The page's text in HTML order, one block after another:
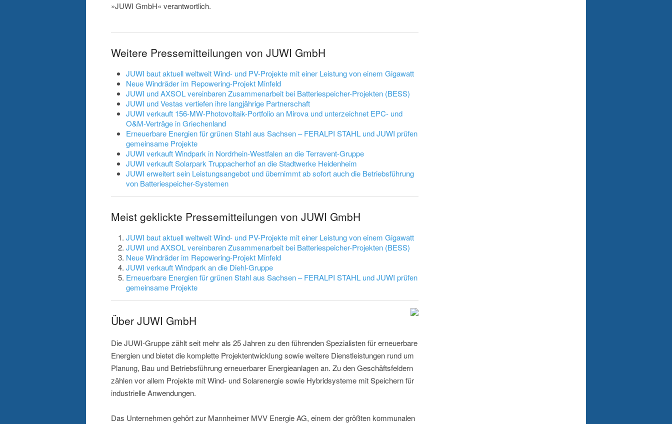
»JUWI GmbH« verantwortlich.
Weitere Pressemitteilungen von JUWI GmbH
JUWI baut aktuell weltweit Wind- und PV-Projekte mit einer Leistung von einem Gigawatt
Neue Windräder im Repowering-Projekt Minfeld
JUWI und AXSOL vereinbaren Zusammenarbeit bei Batteriespeicher-Projekten (BESS)
JUWI und Vestas vertiefen ihre langjährige Partnerschaft
JUWI verkauft 156-MW-Photovoltaik-Portfolio an Mirova und unterzeichnet EPC- und
O&M-Verträge in Griechenland
Erneuerbare Energien für grünen Stahl aus Sachsen – FERALPI STAHL und JUWI prüfen
gemeinsame Projekte
JUWI verkauft Windpark in Nordrhein-Westfalen an die Terravent-Gruppe
JUWI verkauft Solarpark Truppacherhof an die Stadtwerke Heidenheim
JUWI erweitert sein Leistungsangebot und übernimmt ab sofort auch die Betriebsführung
von Batteriespeicher-Systemen
Meist geklickte Pressemitteilungen von JUWI GmbH
JUWI baut aktuell weltweit Wind- und PV-Projekte mit einer Leistung von einem Gigawatt
JUWI und AXSOL vereinbaren Zusammenarbeit bei Batteriespeicher-Projekten (BESS)
Neue Windräder im Repowering-Projekt Minfeld
JUWI verkauft Windpark an die Diehl-Gruppe
Erneuerbare Energien für grünen Stahl aus Sachsen – FERALPI STAHL und JUWI prüfen
gemeinsame Projekte
Über JUWI GmbH
Die JUWI-Gruppe zählt seit mehr als 25 Jahren zu den führenden Spezialisten für erneuerbare
Energien und bietet die komplette Projektentwicklung sowie weitere Dienstleistungen rund um
Planung, Bau und Betriebsführung erneuerbarer Energieanlagen an. Zu den Geschäftsfeldern
zählen vor allem Projekte mit Wind- und Solarenergie sowie Hybridsysteme mit Speichern für
industrielle Anwendungen.
Das Unternehmen gehört zur Mannheimer MVV Energie AG, einem der größten kommunalen